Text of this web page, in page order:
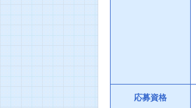
応募資格